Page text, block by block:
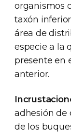
organismos
taxón
área de
especie a la
presente en
anterior.
adhesión de
de los